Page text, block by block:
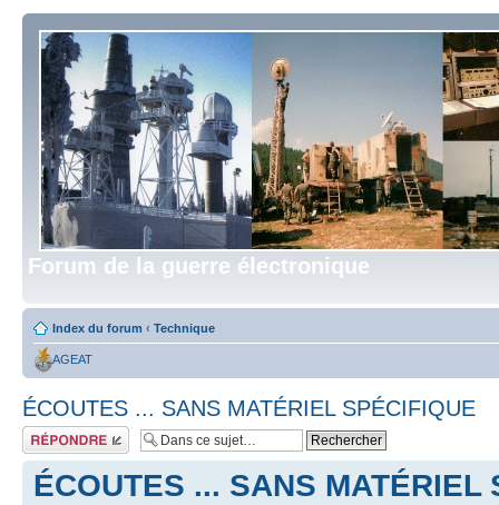
Forum de la guerre électronique
Index du forum ‹ Technique
AGEAT
ÉCOUTES ... SANS MATÉRIEL SPÉCIFIQUE
Répondre
ÉCOUTES ... SANS MATÉRIEL